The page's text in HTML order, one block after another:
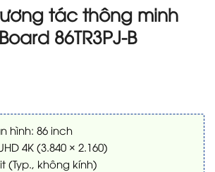
tác thông minh
86TR3PJ-B
hình: 86 inch
4K (3.840 × 2.160)
(Typ., không kính)